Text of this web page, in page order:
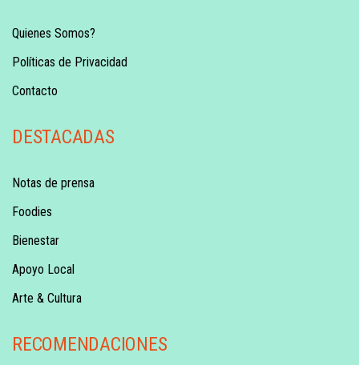
Quienes Somos?
Políticas de Privacidad
Contacto
DESTACADAS
Notas de prensa
Foodies
Bienestar
Apoyo Local
Arte & Cultura
RECOMENDACIONES